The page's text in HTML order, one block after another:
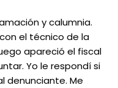
y calumnia.
el técnico de la
apareció el fiscal
Yo le respondí si
denunciante. Me